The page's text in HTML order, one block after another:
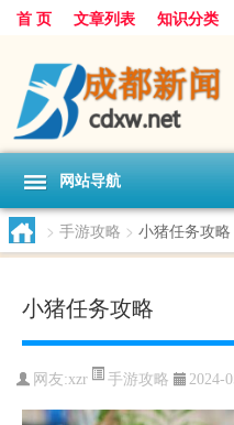
首 页 文章列表 知识分类
网站导航
> 手游攻略 > 小猪任务攻略
小猪任务攻略
网友:xzr 手游攻略 2024-